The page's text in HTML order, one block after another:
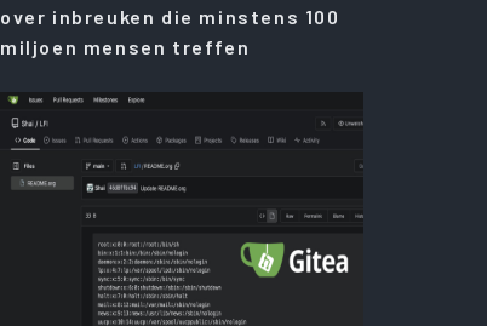
over inbreuken die minstens 100
miljoen mensen treffen